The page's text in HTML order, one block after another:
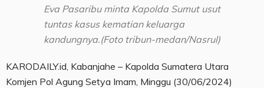
Eva Pasaribu minta Kapolda Sumut usut
tuntas kasus kematian keluarga
kandungnya.(Foto tribun-medan/Nasrul)
KARODAILY.id, Kabanjahe – Kapolda Sumatera Utara
Komjen Pol Agung Setya Imam, Minggu (30/06/2024)